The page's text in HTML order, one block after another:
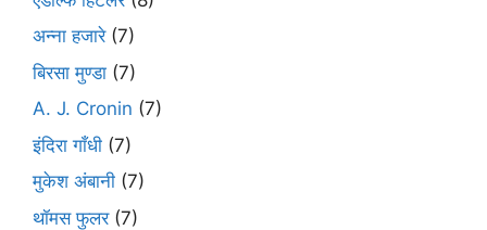
अन्ना हजारे(7)
बिरसा मुण्डा (7)
A. J. Cronin (7)
इंदिरा गाँधी (7)
मुकेश अंबानी (7)
थॉमस फुलर(7)